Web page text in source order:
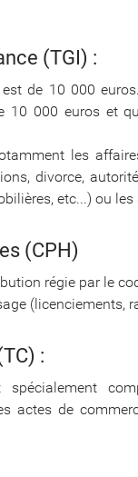
(TGI) :
de 10 000
10 000 euros et
les
divorce,
etc...) ou
(CPH)
régie par le
(licenciements,
:
actes de